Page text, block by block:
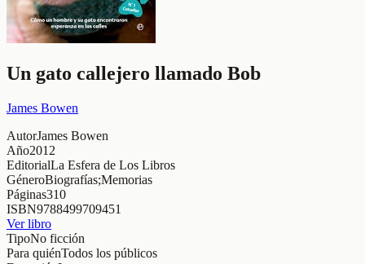
Un gato callejero llamado Bob
James Bowen
AutorJames Bowen
Año2012
EditorialLa Esfera de Los Libros
GéneroBiografías;Memorias
Páginas310
ISBN9788499709451
Ver libro
TipoNo ficción
Para quiénTodos los públicos